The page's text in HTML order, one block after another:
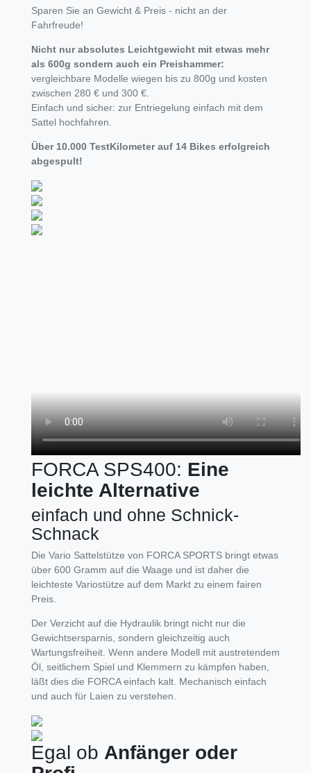
Sparen Sie an Gewicht & Preis - nicht an der
Fahrfreude!
Nicht nur absolutes Leichtgewicht mit etwas mehr
als 600g sondern auch ein Preishammer:
vergleichbare Modelle wiegen bis zu 800g und kosten
zwischen 280 € und 300 €.
Einfach und sicher: zur Entriegelung einfach mit dem
Sattel hochfahren.
Über 10.000 TestKilometer auf 14 Bikes erfolgreich
abgespult!
FORCA SPS400: Eine
leichte Alternative
einfach und ohne Schnick-
Schnack
Die Vario Sattelstütze von FORCA SPORTS bringt etwas
über 600 Gramm auf die Waage und ist daher die
leichteste Variostütze auf dem Markt zu einem fairen
Preis.
Der Verzicht auf die Hydraulik bringt nicht nur die
Gewichtsersparnis, sondern gleichzeitig auch
Wartungsfreiheit. Wenn andere Modell mit austretendem
Öl, seitlichem Spiel und Klemmern zu kämpfen haben,
läßt dies die FORCA einfach kalt. Mechanisch einfach
und auch für Laien zu verstehen.
Egal ob Anfänger oder